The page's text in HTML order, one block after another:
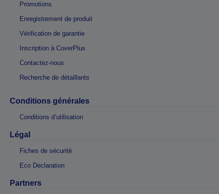
Promotions
Enregistrement de produit
Vérification de garantie
Inscription à CoverPlus
Contactez-nous
Recherche de détaillants
Conditions générales
Conditions d’utilisation
Légal
Fiches de sécurité
Eco Declaration
Partners